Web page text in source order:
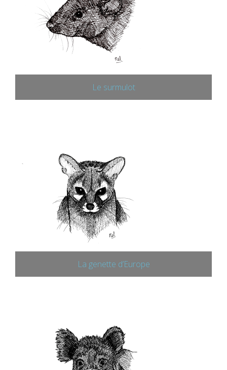
Le surmulot
La genette d’Europe